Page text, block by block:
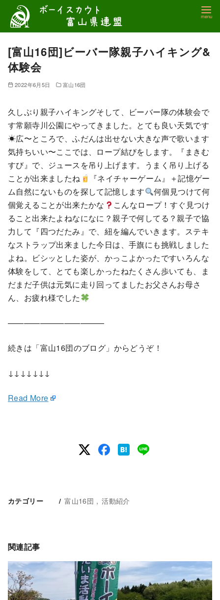
テ
[富山16団]ビーバー隊親子ハイキング&
体験会
2022年6月5日 富山16団
久しぶり親子ハイキングそして、ビーバー隊の体験会で
す常願寺川公園にやってきました。とても良い天気です
☀広〜ところで、ふだんは出せない大きな声で歌います
気持ちいい〜ここでは、ロープ結びをします。『まきむ
すび』で、ジュースを吊り上げます。うまく吊り上げる
ことが出来ましたね
『ネイチャーゲーム』＋記憶ゲー
ム自然にないものを探して記憶します
何個見つけて何
個覚えることが出来たかな
こんなロープ！すぐ見つけ
ること出来たよねなになに？親子で何してる？親子で協
力して『四つだたみ』で、紐を編んでいきます。ステキ
なストラップ出来ました今日は、手旗にも挑戦しました
よね。ビシッとした姿が、かっこよかったですいろんな
体験をして、とても楽しかったねたくさん歩いても、ま
だまだ子供は元気に走り回ってましたお父さんお母さ
ん、お疲れ様でした
————————————
続きは「富山16団のブログ」からどうぞ！
↓↓↓↓↓↓↓
Read More
カテゴリー 富山16団 活動紹介
関連記事